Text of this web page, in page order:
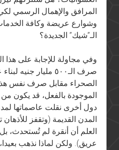
المرافق والإهمال الرسمي
وشوارع عريضة وكافة
الـ”شيك” الجديدة؟
وفي مجاولة للإجابة على هذا
صرف الـ٥٠٠ مليار
الصحراء مقابل صرف نفس هذا
الموجودة بالفعل، قد يكون
دول أخرى نقلت عاصماتها
المدن القديمة (وتقفز للأذهان
العلم أن أنقرة لم تُستحدث،
عريق). ولكن لماذا نذهب